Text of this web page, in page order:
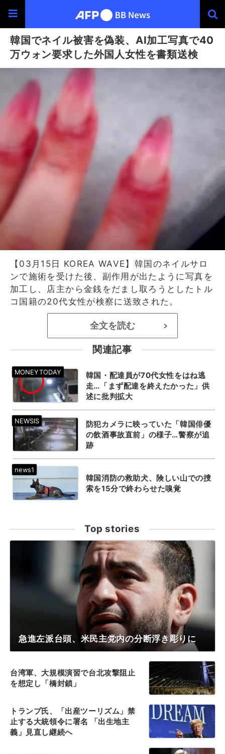
韓国でネイル被害を偽装、AI加工写真で40
万ウォン要求した外国人女性を書類送検
【03月15日 KOREA WAVE】韓国のネイルサロ
ンで施術を受けた後、副作用が出たように写真を
加工し、店主から金銭をだまし取ろうとしたトル
コ国籍の20代女性が検察に送致された。
全文を読む >
関連記事
韓国・配達員が70代女性をはね逃
走…「まず配達を終えたかった」供
述に批判拡大
防犯カメラに映っていた「韓国俳優
の飲酒事故直前」の様子…警察が追
跡
韓国消防の救助犬、険しい山での捜
索を15分で終わらせた嗅覚
Top stories
急進左派台頭、米民主党内の分断浮き彫りに
台湾軍、大規模演習で台北攻撃阻止
を想定し「橋封鎖」
トランプ氏、「出産ツーリズム」禁
止する大統領令に署名 「出生地主
義」見直し継続へ